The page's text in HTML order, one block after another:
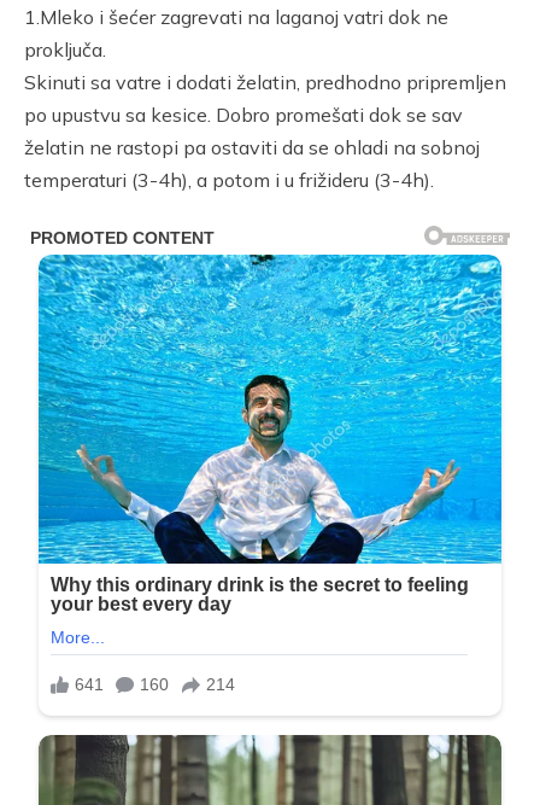
1.Mleko i šećer zagrevati na laganoj vatri dok ne
proključa.
Skinuti sa vatre i dodati želatin, predhodno pripremljen
po upustvu sa kesice. Dobro promešati dok se sav
želatin ne rastopi pa ostaviti da se ohladi na sobnoj
temperaturi (3-4h), a potom i u frižideru (3-4h).